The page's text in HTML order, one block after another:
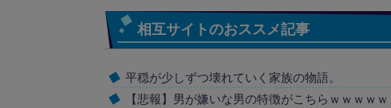
相互サイトのおススメ記事
平穏が少しずつ壊れていく家族の物語。
【悲報】男が嫌いな男の特徴がこちらｗｗｗｗｗ